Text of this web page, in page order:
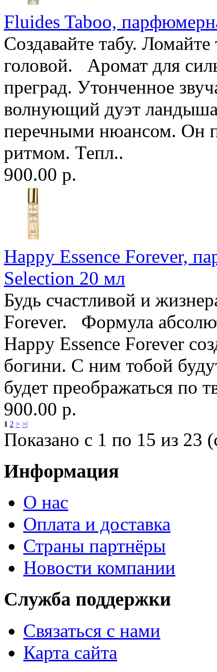
Fluides Taboo,
Создавайте табу.
головой. Аромат для
преград. Утонченное
волнующий дуэт
перечными нюансом. Он
ритмом. Тепл..
900.00 р.
Happy Essence Forever,
Selection 20 мл
Будь счастливой и
Forever. Формула
Happy Essence Forever
богини. С ним тобой
будет преображаться по
900.00 р.
1 2 > >|
Показано с 1 по 15 из 23
Информация
О нас
Оплата и доставка
Страны партнёры
Новости компании
Служба поддержки
Связаться с нами
Карта сайта